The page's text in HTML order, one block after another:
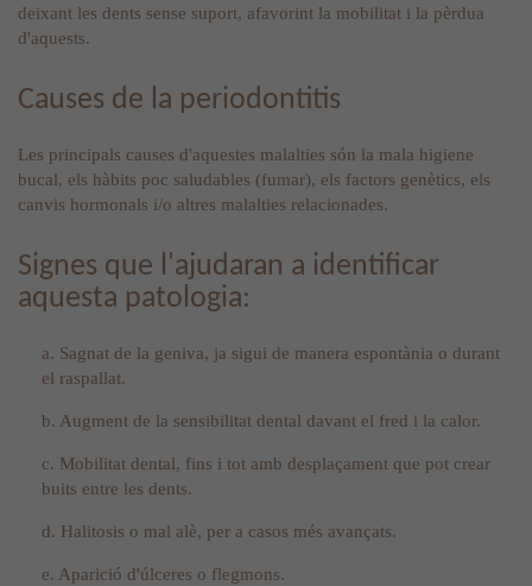
deixant les dents sense suport, afavorint la mobilitat i la pèrdua
d'aquests.
Causes de la periodontitis
Les principals causes d'aquestes malalties són la mala higiene
bucal, els hàbits poc saludables (fumar), els factors genètics, els
canvis hormonals i/o altres malalties relacionades.
Signes que l'ajudaran a identificar
aquesta patologia:
a. Sagnat de la geniva, ja sigui de manera espontània o durant
el raspallat.
b. Augment de la sensibilitat dental davant el fred i la calor.
c. Mobilitat dental, fins i tot amb desplaçament que pot crear
buits entre les dents.
d. Halitosis o mal alè, per a casos més avançats.
e. Aparició d'úlceres o flegmons.